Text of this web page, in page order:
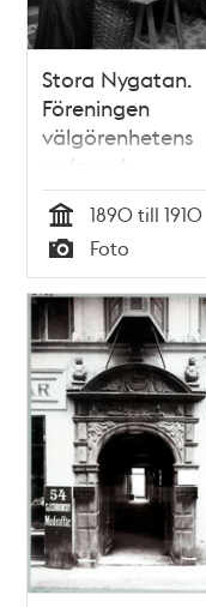
Stora Nygatan.
Föreningen
välgörenhetens
ordnande
Tid
1890 till 1910
Typ
Foto